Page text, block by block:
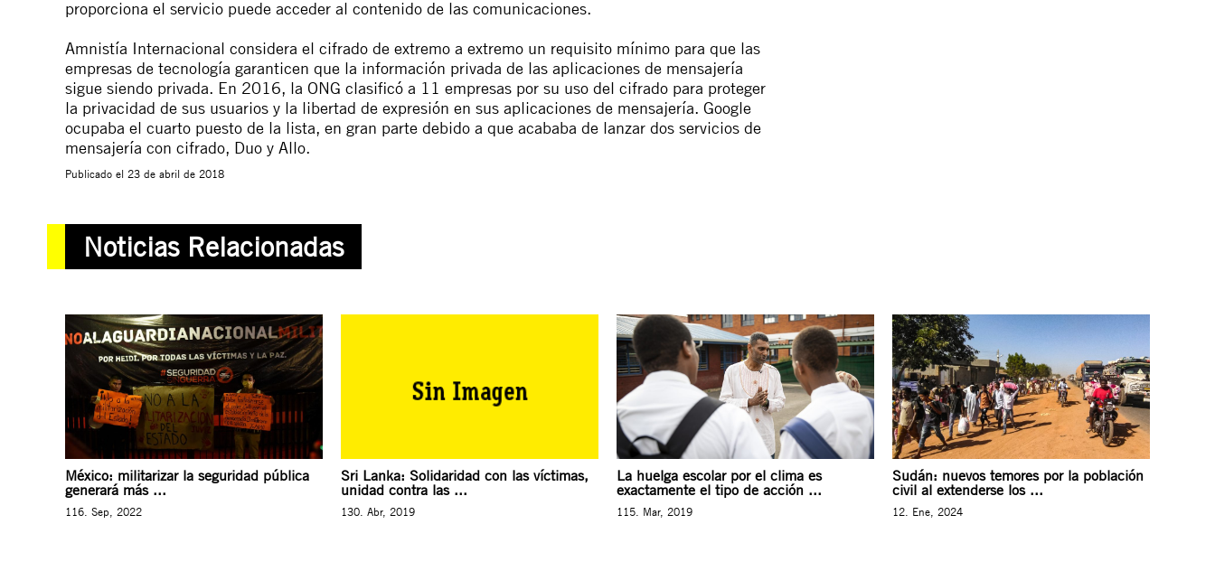
proporciona el servicio puede acceder al contenido de las comunicaciones.
Amnistía Internacional considera el cifrado de extremo a extremo un requisito mínimo para que las
empresas de tecnología garanticen que la información privada de las aplicaciones de mensajería
sigue siendo privada. En 2016, la ONG clasificó a 11 empresas por su uso del cifrado para proteger
la privacidad de sus usuarios y la libertad de expresión en sus aplicaciones de mensajería. Google
ocupaba el cuarto puesto de la lista, en gran parte debido a que acababa de lanzar dos servicios de
mensajería con cifrado, Duo y Allo.
Publicado el 23 de abril de 2018
Noticias Relacionadas
México: militarizar la seguridad pública
generará más ...
116. Sep, 2022
Sri Lanka: Solidaridad con las víctimas,
unidad contra las ...
130. Abr, 2019
La huelga escolar por el clima es
exactamente el tipo de acción ...
115. Mar, 2019
Sudán: nuevos temores por la población
civil al extenderse los ...
12. Ene, 2024